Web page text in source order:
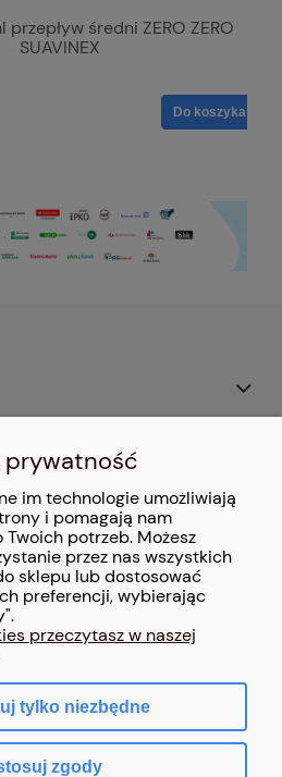
średni ZERO ZERO
SUAVINEX
Do koszyka
wersję strony
prywatność
im technologie umożliwiają
i pomagają nam
potrzeb. Możesz
przez nas wszystkich
sklepu lub dostosować
preferencji, wybierając
przeczytasz w naszej
tylko niezbędne
zgody